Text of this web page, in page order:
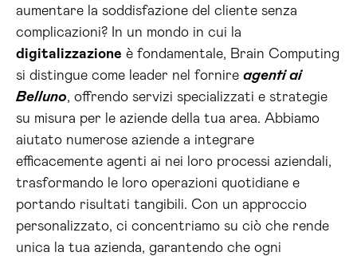
aumentare la soddisfazione del cliente senza
complicazioni? In un mondo in cui la
digitalizzazione è fondamentale, Brain Computing
si distingue come leader nel fornire agenti ai
Belluno, offrendo servizi specializzati e strategie
su misura per le aziende della tua area. Abbiamo
aiutato numerose aziende a integrare
efficacemente agenti ai nei loro processi aziendali,
trasformando le loro operazioni quotidiane e
portando risultati tangibili. Con un approccio
personalizzato, ci concentriamo su ciò che rende
unica la tua azienda, garantendo che ogni